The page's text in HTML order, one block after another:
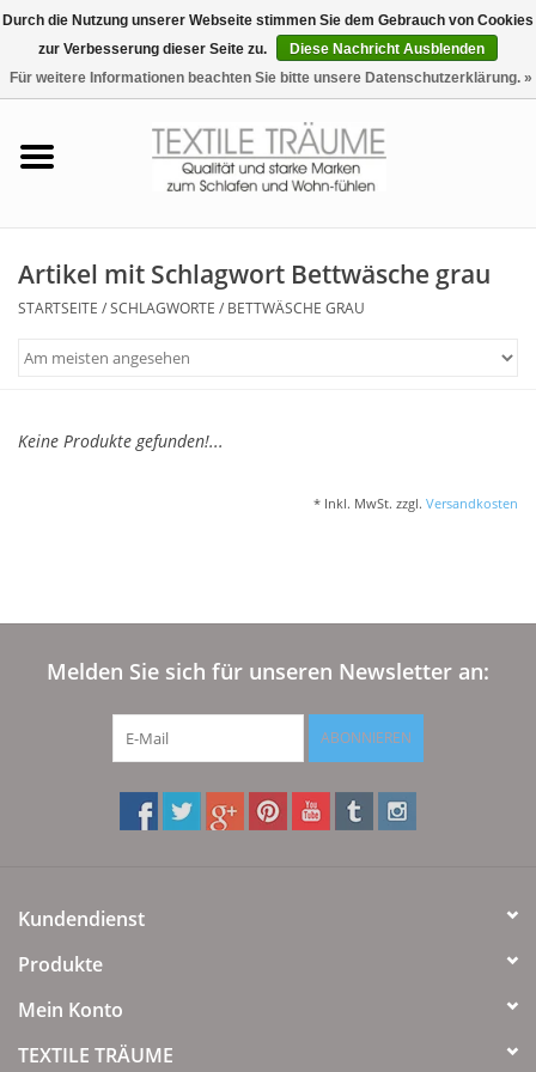
0 Artikel - €0,00
Tag & Nachtwäsche
Badezimmer & Sauna
Edles aus Cashmere
Tisch & Küche
Geschenkideen und
Gutscheine
Accessoires Spa
Artikel mit Schlagwort Bettwäsche grau
STARTSEITE /SCHLAGWORTE / BETTWÄSCHE GRAU
Keine Produkte gefunden!...
* Inkl. MwSt. zzgl. Versandkosten
Melden Sie sich für unseren Newsletter an:
ABONNIEREN
Kundendienst
Produkte
Mein Konto
TEXTILE TRÄUME
Durch die Nutzung unserer Webseite stimmen Sie dem Gebrauch von Cookies
zur Verbesserung dieser Seite zu.
Diese Nachricht Ausblenden
Für weitere Informationen beachten Sie bitte unsere Datenschutzerklärung. »